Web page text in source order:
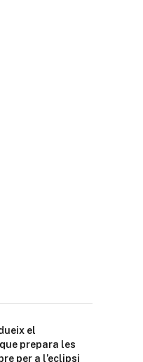
el
prepara les
per a l’eclipsi